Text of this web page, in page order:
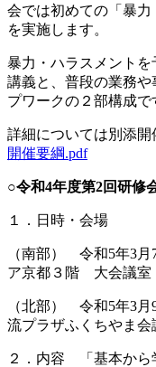
会では初めての「暴
を実施します。
暴力・ハラスメント
講義と、普段の業務
プワークの２部構成で
詳細については別添開
開催要綱.pdf
○令和4年度第2回研修
１．日時・会場
（南部） 令和5年3
ア京都３階 大会議室
（北部） 令和5年3
流プラザふくちやま
２．内容 「基本から